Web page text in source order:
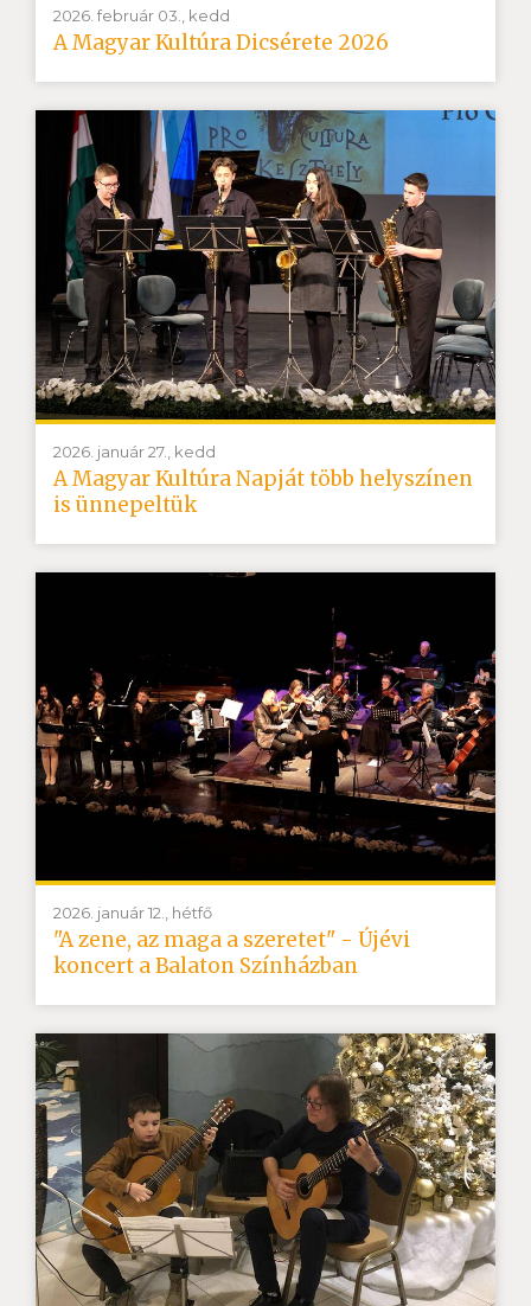
2026. február 03., kedd
A Magyar Kultúra Dicsérete 2026
2026. január 27., kedd
A Magyar Kultúra Napját több helyszínen
is ünnepeltük
2026. január 12., hétfő
"A zene, az maga a szeretet" - Újévi
koncert a Balaton Színházban